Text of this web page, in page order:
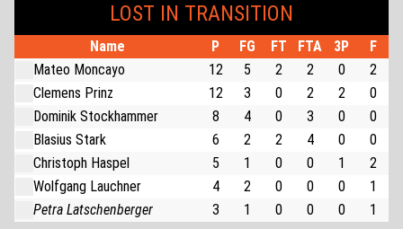
LOST IN TRANSITION
Name P FG FT FTA 3P
F
Mateo Moncayo
12 5 2 2 0
2
Clemens Prinz
12 3 0 2 2
0
Dominik Stockhammer
8 4 0 3 0
0
Blasius Stark
6 2 2 4 0
0
Christoph Haspel
5 1 0 0 1
2
Wolfgang Lauchner
4 2 0 0 0
1
Petra Latschenberger
3 1 0 0 0 1